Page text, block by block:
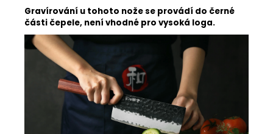
Gravírování u tohoto nože se provádí do černé
části čepele, není vhodné pro vysoká loga.